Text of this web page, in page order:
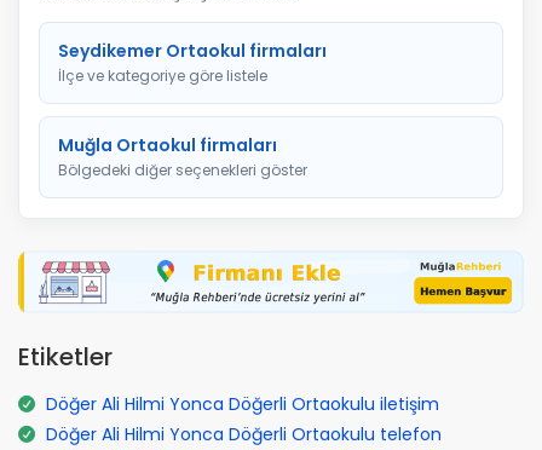
Seydikemer Ortaokul firmaları
İlçe ve kategoriye göre listele
Muğla Ortaokul firmaları
Bölgedeki diğer seçenekleri göster
Etiketler
Döğer Ali Hilmi Yonca Döğerli Ortaokulu iletişim
Döğer Ali Hilmi Yonca Döğerli Ortaokulu telefon